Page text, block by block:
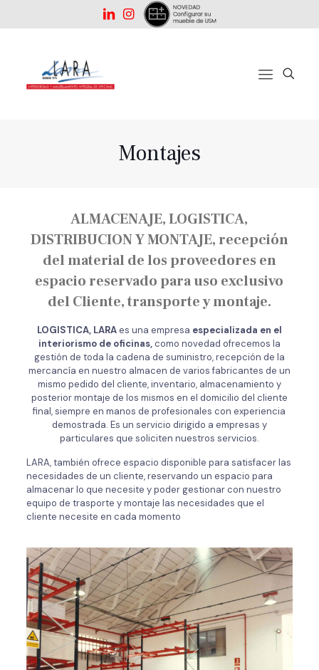
Montajes
ALMACENAJE, LOGISTICA,
DISTRIBUCION Y MONTAJE, recepción
del material de los proveedores en
espacio reservado para uso exclusivo
del Cliente, transporte y montaje.
LOGISTICA, LARAes una empresa especializada en el
interiorismo de oficinas,como novedad ofrecemos la
gestión de toda la cadena de suministro, recepción de la
mercancía en nuestro almacen de varios fabricantes de un
mismo pedido del cliente, inventario, almacenamiento y
posterior montaje de los mismos en el domicilio del cliente
final, siempre en manos de profesionales con experiencia
demostrada. Es un servicio dirigido a empresas y
particulares que soliciten nuestros servicios.
LARA, también ofrece espacio disponible para satisfacer las
necesidades de un cliente, reservando un espacio para
almacenar lo que necesite y poder gestionar con nuestro
equipo de trasporte y montaje las necesidades que el
cliente necesite en cada momento